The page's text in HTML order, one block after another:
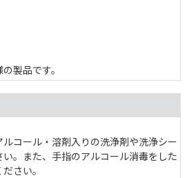
製品です。
コール・溶剤入りの洗浄剤や洗浄シー
。また、手指のアルコール消毒をした
さい。